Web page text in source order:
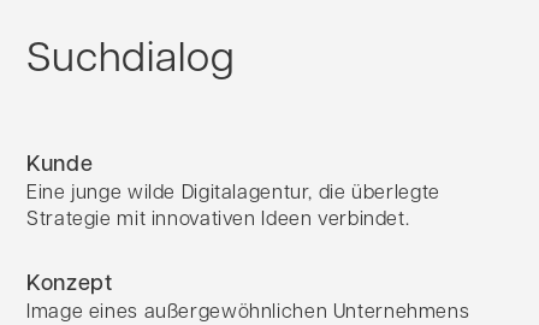
Suchdialog
Kunde
Eine junge wilde Digitalagentur, die überlegte
Strategie mit innovativen Ideen verbindet.
Konzept
Image eines außergewöhnlichen Unternehmens